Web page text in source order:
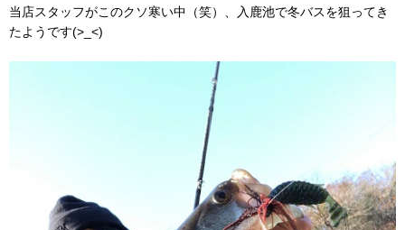
当店スタッフがこのクソ寒い中（笑）、入鹿池で冬バスを狙ってき
たようです(>_<)